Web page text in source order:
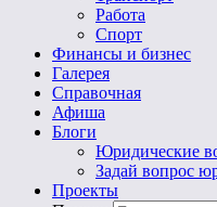
Работа
Спорт
Финансы и бизнес
Галерея
Справочная
Афиша
Блоги
Юридические
Задай вопрос
Проекты